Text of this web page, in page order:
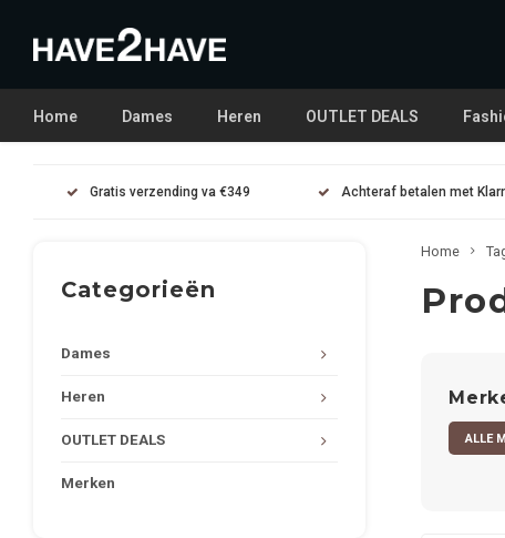
Home Dames Heren OUTLET DEALS
Gratis verzending va €349 Achteraf betalen met
Categorieën
Dames
Heren
OUTLET DEALS
Merken
Home
ALLE